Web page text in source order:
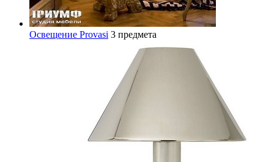
Освещение Provasi 3 предмета